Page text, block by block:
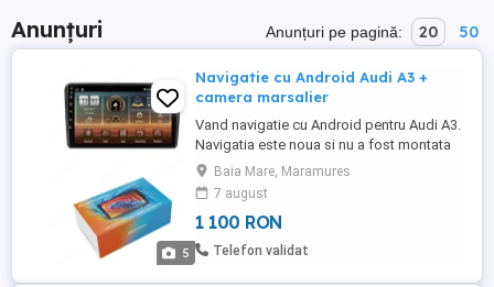
Anunțuri Anunțuri pe pagină: 20 50
5
Navigatie cu Android Audi A3 +
camera marsalier
Vand navigatie cu Android pentru Audi A3.
Navigatia este noua si nu a fost montata
niciodata; vine cu toate accesoriile
inscluse. Predare personala in Baia Mare
si imprejurimi. Caracteristici: Navigatie
SmartNavi cu Android Audi A3 (8P1) 2 GB
RAM, Radio GPS Dual Zone, Display HD
Baia Mare, Maramures
7 august
1 100 RON
Telefon validat